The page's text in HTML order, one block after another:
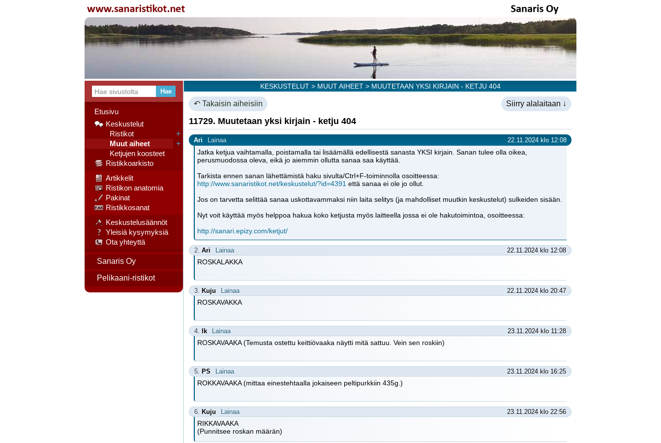
Etusivu
Keskustelut
Ristikot
+
Muut aiheet
+
Ketjujen koosteet
Ristikkoarkisto
Artikkelit
Ristikon anatomia
Pakinat
Ristikkosanat
Keskustelusäännöt
Yleisiä kysymyksiä
Ota yhteyttä
Sanaris Oy
Pelikaani-ristikot
KESKUSTELUT> MUUT AIHEET> MUUTETAAN YKSI KIRJAIN - KETJU 404
↶ Takaisin aiheisiin Siirry alalaitaan ↓
11729. Muutetaan yksi kirjain - ketju 404
Ari Lainaa 22.11.2024 klo 12:08
Jatka ketjua vaihtamalla, poistamalla tai lisäämällä edellisestä sanasta YKSI kirjain. Sanan tulee olla oikea,
perusmuodossa oleva, eikä jo aiemmin ollutta sanaa saa käyttää.
Tarkista ennen sanan lähettämistä haku sivulta/Ctrl+F-toiminnolla osoitteessa:
http://www.sanaristikot.net/keskustelut/?id=4391 että sanaa ei ole jo ollut.
Jos on tarvetta selittää sanaa uskottavammaksi niin laita selitys (ja mahdolliset muutkin keskustelut) sulkeiden sisään.
Nyt voit käyttää myös helppoa hakua koko ketjusta myös laitteella jossa ei ole hakutoimintoa, osoitteessa:
http://sanari.epizy.com/ketjut/
2. Ari Lainaa 22.11.2024 klo 12:08
ROSKALAKKA
3. Kuju Lainaa 22.11.2024 klo 20:47
ROSKAVAKKA
4. lk Lainaa 23.11.2024 klo 11:28
ROSKAVAAKA (Temusta ostettu keittiövaaka näytti mitä sattuu. Vein sen roskiin)
5. PS Lainaa 23.11.2024 klo 16:25
ROKKAVAAKA (mittaa einestehtaalla jokaiseen peltipurkkiin 435g.)
6. Kuju Lainaa 23.11.2024 klo 22:56
RIKKAVAAKA
(Punnitsee roskan määrän)